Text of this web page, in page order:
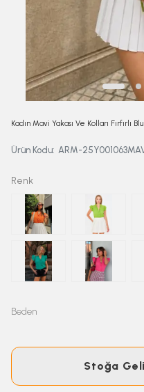
Kadın Mavi Yakası Ve Kolları Fırfırlı
Ürün Kodu: ARM-
Renk
Beden
Stoğa